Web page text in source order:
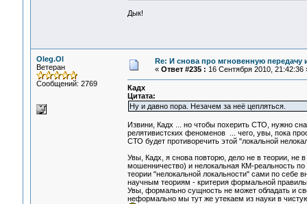
Дык!
Oleg.Ol
Ветеран
Сообщений: 2769
Re: И снова про мгновенную
« Ответ #235 : 16 Сентября 2010, 21:42:36
Кадх
Цитата:
Ну и давно пора. Незачем за неё цепляться.
Извини, Кадх ... но чтобы похерить СТО, нужно
релятивистских феноменов ... чего, увы, пока
СТО будет противоречить этой "локальной
Увы, Кадх, я снова повторю, дело не в теории, не
мошенничество) и нелокальная КМ-реальность
теории "нелокальной локальности" сами по себе
научным теориям - критерия формальной
Увы, формально сущность не может обладать и
неформально мы тут же утекаем из науки в